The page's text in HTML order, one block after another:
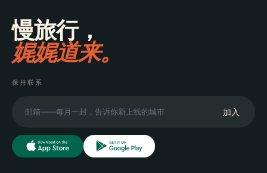
慢旅行，
娓娓道来。
保持联系
加入